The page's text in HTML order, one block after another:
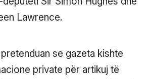
Lawrence.
se gazeta kishte
private për artikuj të